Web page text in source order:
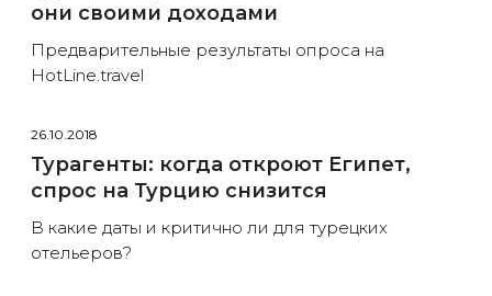
они своими доходами
Предварительные результаты опроса на
HotLine.travel
26.10.2018
Турагенты: когда откроют Египет,
спрос на Турцию снизится
В какие даты и критично ли для турецких
отельеров?